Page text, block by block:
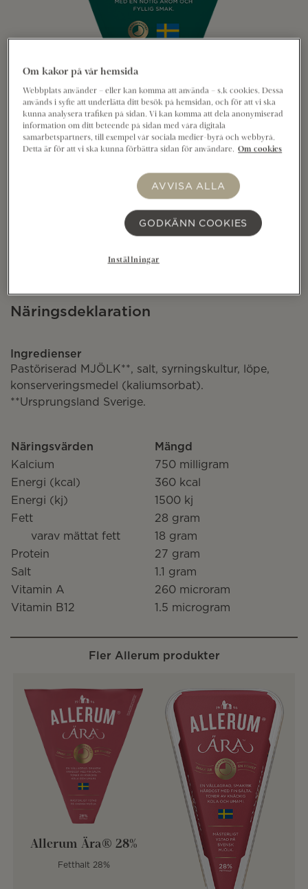
Allerum Herrgård® 28% 12 månader 670g är en
lagrad rundpipig hårdost med en nötig arom och
Kristianstad. Passar utmärkt på frukostmackan, på
ostbrickan, i matlagningen eller som en smakbit
mellan målen. Att smak är en konst är något vi alltid
skriver under på. För oss är ost ett ständigt
Näringsdeklaration
Ingredienser
Pastöriserad MJÖLK**, salt, syrningskultur, löpe,
konserveringsmedel (kaliumsorbat).
**Ursprungsland Sverige.
Näringsvärden
Mängd
Kalcium
750 milligram
Energi (kcal)
360 kcal
Energi (kj)
1500 kj
Fett
28 gram
varav mättat fett
18 gram
Protein
27 gram
Salt
1.1 gram
Vitamin A
260 microram
Vitamin B12
1.5 microgram
Fler Allerum produkter
Allerum Ära® 28%
Fetthalt 28%
Om kakor på vår hemsida
Webbplats använder – eller kan komma att använda – s.k cookies. Dessa
används i syfte att underlätta ditt besök på hemsidan, och för att vi ska
kunna analysera trafiken på sidan. Vi kan komma att dela anonymiserad
information om ditt beteende på sidan med våra digitala
samarbetspartners, till exempel vår sociala medier-byrå och webbyrå.
Detta är för att vi ska kunna förbättra sidan för användare. Om cookies
AVVISA ALLA
GODKÄNN COOKIES
Inställningar